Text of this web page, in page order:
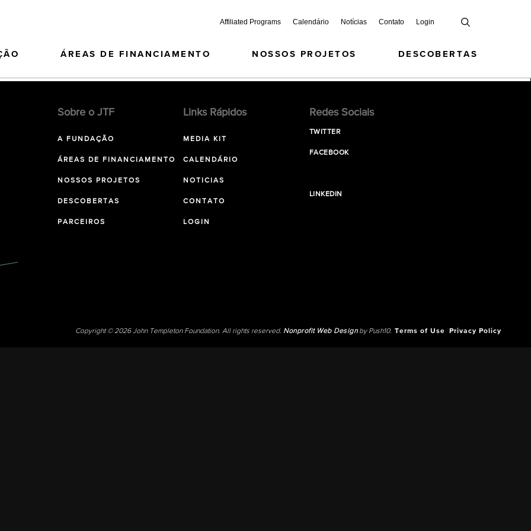
Affiliated Programs Calendário Notícias Contato Login
ÁREAS DE FINANCIAMENTO NOSSOS PROJETOS DESCOBERTAS
Sobre o JTF
A FUNDAÇÃO
ÁREAS DE FINANCIAMENTO
NOSSOS PROJETOS
DESCOBERTAS
PARCEIROS
Links Rápidos
MEDIA KIT
CALENDÁRIO
NOTICIAS
CONTATO
LOGIN
Redes Sociais
TWITTER
FACEBOOK
LINKEDIN
Copyright © 2026 John Templeton Foundation. All rights reserved. Nonprofit Web Designby Push10. Terms of Use Privacy Policy